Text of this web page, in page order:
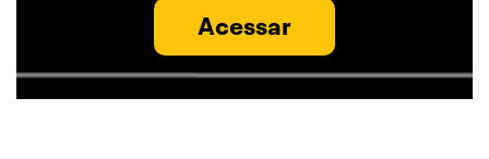
Acessar